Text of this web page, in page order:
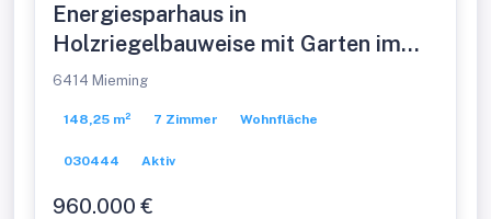
Energiesparhaus in
Holzriegelbauweise mit Garten im
Mieming
6414 Mieming
148,25 m² 7 Zimmer Wohnfläche
030444 Aktiv
960.000 €